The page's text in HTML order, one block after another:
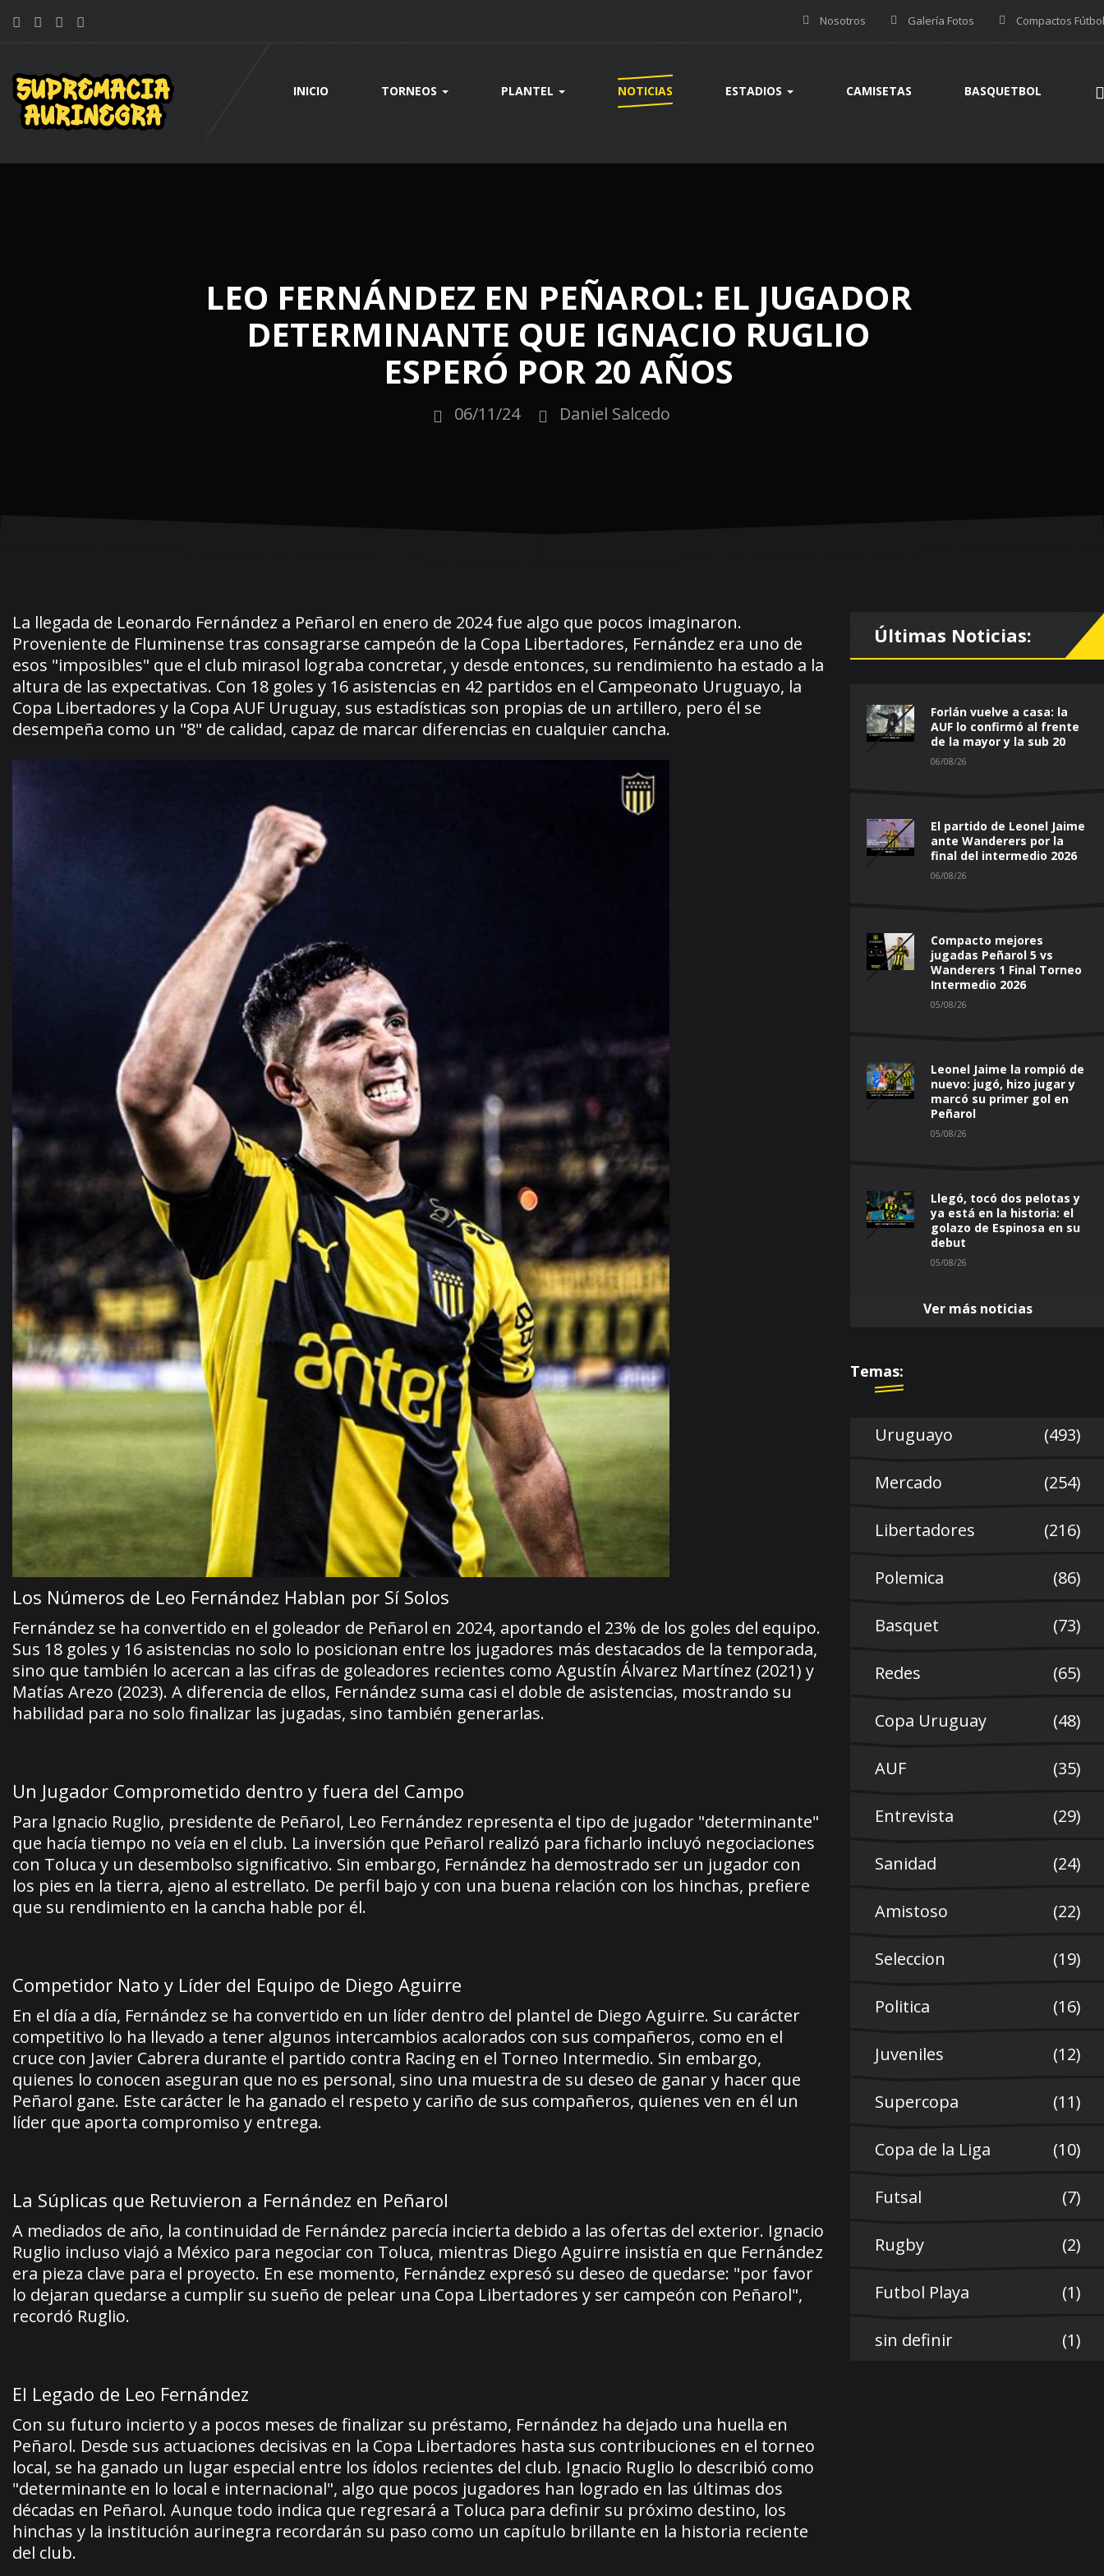
Nosotros Galería Fotos Compactos Fútbol
INICIO TORNEOS PLANTEL NOTICIAS ESTADIOS CAMISETAS BASQUETBOL
LEO FERNÁNDEZ EN PEÑAROL: EL JUGADOR
DETERMINANTE QUE IGNACIO RUGLIO
ESPERÓ POR 20 AÑOS
06/11/24 Daniel Salcedo
La llegada de Leonardo Fernández a Peñarol en enero de 2024 fue algo que pocos imaginaron.
Proveniente de Fluminense tras consagrarse campeón de la Copa Libertadores, Fernández era uno de
esos "imposibles" que el club mirasol lograba concretar, y desde entonces, su rendimiento ha estado a la
altura de las expectativas. Con 18 goles y 16 asistencias en 42 partidos en el Campeonato Uruguayo, la
Copa Libertadores y la Copa AUF Uruguay, sus estadísticas son propias de un artillero, pero él se
desempeña como un "8" de calidad, capaz de marcar diferencias en cualquier cancha.
Los Números de Leo Fernández Hablan por Sí Solos
Fernández se ha convertido en el goleador de Peñarol en 2024, aportando el 23% de los goles del equipo.
Sus 18 goles y 16 asistencias no solo lo posicionan entre los jugadores más destacados de la temporada,
sino que también lo acercan a las cifras de goleadores recientes como Agustín Álvarez Martínez (2021) y
Matías Arezo (2023). A diferencia de ellos, Fernández suma casi el doble de asistencias, mostrando su
habilidad para no solo finalizar las jugadas, sino también generarlas.
Un Jugador Comprometido dentro y fuera del Campo
Para Ignacio Ruglio, presidente de Peñarol, Leo Fernández representa el tipo de jugador "determinante"
que hacía tiempo no veía en el club. La inversión que Peñarol realizó para ficharlo incluyó negociaciones
con Toluca y un desembolso significativo. Sin embargo, Fernández ha demostrado ser un jugador con
los pies en la tierra, ajeno al estrellato. De perfil bajo y con una buena relación con los hinchas, prefiere
que su rendimiento en la cancha hable por él.
Competidor Nato y Líder del Equipo de Diego Aguirre
En el día a día, Fernández se ha convertido en un líder dentro del plantel de Diego Aguirre. Su carácter
competitivo lo ha llevado a tener algunos intercambios acalorados con sus compañeros, como en el
cruce con Javier Cabrera durante el partido contra Racing en el Torneo Intermedio. Sin embargo,
quienes lo conocen aseguran que no es personal, sino una muestra de su deseo de ganar y hacer que
Peñarol gane. Este carácter le ha ganado el respeto y cariño de sus compañeros, quienes ven en él un
líder que aporta compromiso y entrega.
La Súplicas que Retuvieron a Fernández en Peñarol
A mediados de año, la continuidad de Fernández parecía incierta debido a las ofertas del exterior. Ignacio
Ruglio incluso viajó a México para negociar con Toluca, mientras Diego Aguirre insistía en que Fernández
era pieza clave para el proyecto. En ese momento, Fernández expresó su deseo de quedarse: "por favor
lo dejaran quedarse a cumplir su sueño de pelear una Copa Libertadores y ser campeón con Peñarol",
recordó Ruglio.
El Legado de Leo Fernández
Con su futuro incierto y a pocos meses de finalizar su préstamo, Fernández ha dejado una huella en
Peñarol. Desde sus actuaciones decisivas en la Copa Libertadores hasta sus contribuciones en el torneo
local, se ha ganado un lugar especial entre los ídolos recientes del club. Ignacio Ruglio lo describió como
"determinante en lo local e internacional", algo que pocos jugadores han logrado en las últimas dos
décadas en Peñarol. Aunque todo indica que regresará a Toluca para definir su próximo destino, los
hinchas y la institución aurinegra recordarán su paso como un capítulo brillante en la historia reciente
del club.
Últimas Noticias:
Forlán vuelve a casa: la
AUF lo confirmó al frente
de la mayor y la sub 20
06/08/26
El partido de Leonel Jaime
ante Wanderers por la
final del intermedio 2026
06/08/26
Compacto mejores
jugadas Peñarol 5 vs
Wanderers 1 Final Torneo
Intermedio 2026
05/08/26
Leonel Jaime la rompió de
nuevo: jugó, hizo jugar y
marcó su primer gol en
Peñarol
05/08/26
Llegó, tocó dos pelotas y
ya está en la historia: el
golazo de Espinosa en su
debut
05/08/26
Ver más noticias
Temas:
Uruguayo (493)
Mercado (254)
Libertadores (216)
Polemica (86)
Basquet (73)
Redes (65)
Copa Uruguay (48)
AUF (35)
Entrevista (29)
Sanidad (24)
Amistoso (22)
Seleccion (19)
Politica (16)
Juveniles (12)
Supercopa (11)
Copa de la Liga (10)
Futsal (7)
Rugby (2)
Futbol Playa (1)
sin definir (1)